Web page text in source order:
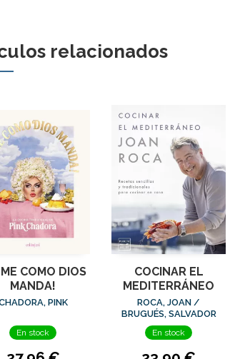
relacionados
COMO DIOS
MANDA!
PINK
En stock
COCINAR EL
MEDITERRÁNEO
ROCA, JOAN /
BRUGUÉS, SALVADOR
En stock